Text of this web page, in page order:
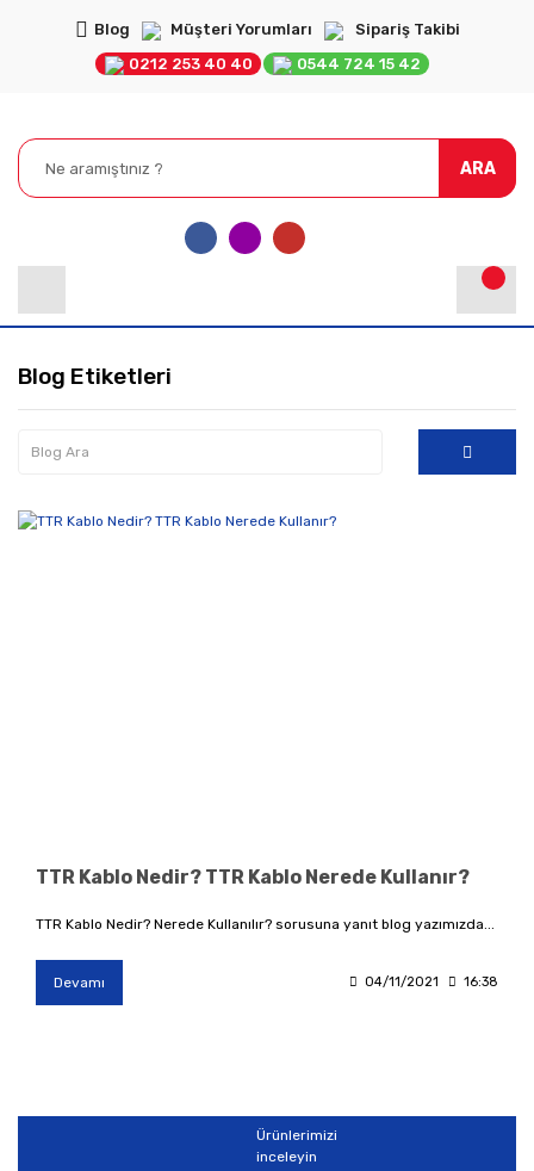
Blog Müşteri Yorumları
Sipariş Takibi
0212 253 40 40
0544 724 15 42
ARA
Blog Etiketleri
TTR Kablo Nedir? TTR Kablo Nerede Kullanır?
TTR Kablo Nedir? Nerede Kullanılır? sorusuna yanıt blog yazımızda...
Devamı 04/11/2021 16:38
Ürünlerimizi
inceleyin